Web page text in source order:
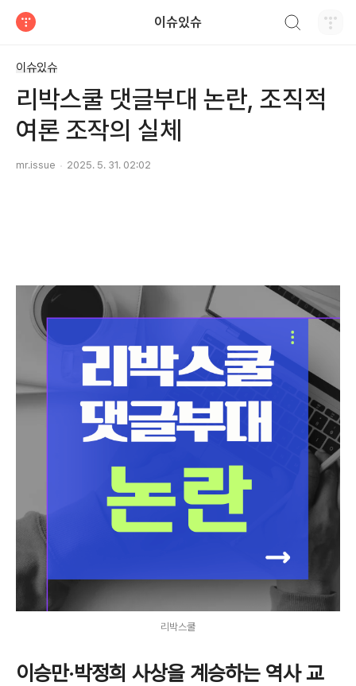
이슈있슈
이슈있슈
리박스쿨 댓글부대 논란, 조직적
여론 조작의 실체
mr.issue 2025. 5. 31. 02:02
리박스쿨
이승만·박정희 사상을 계승하는 역사 교